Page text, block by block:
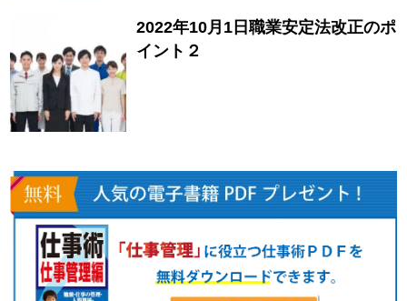
2022年10月1日職業安定法改正のポ
イント２